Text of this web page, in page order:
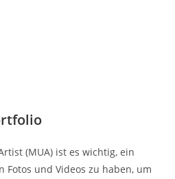
(MUA) ist es wichtig, ein
Fotos und Videos zu haben, um